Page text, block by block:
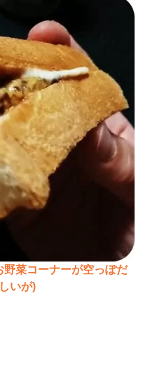
菜コーナーが空っぽだ
いが)